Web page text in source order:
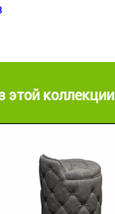
этой коллекции